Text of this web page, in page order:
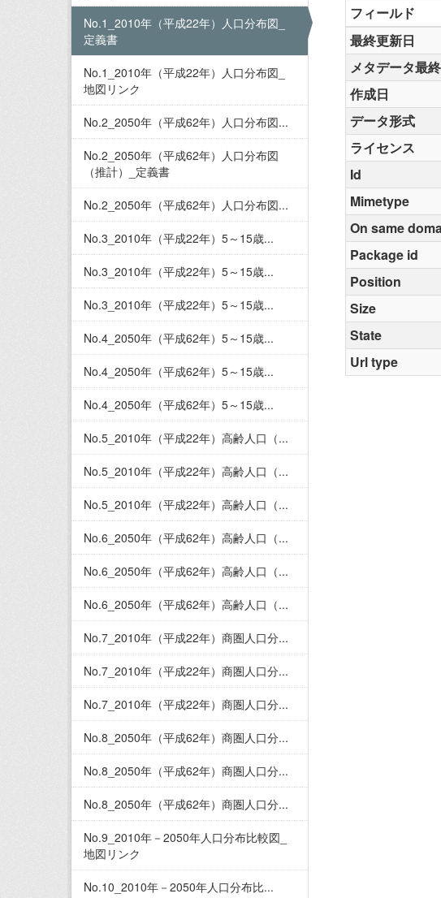
No.1_2010年（平成22年）人口分布図_
定義書
No.1_2010年（平成22年）人口分布図_
地図リンク
No.2_2050年（平成62年）人口分布図...
No.2_2050年（平成62年）人口分布図
（推計）_定義書
No.2_2050年（平成62年）人口分布図...
No.3_2010年（平成22年）5～15歳...
No.3_2010年（平成22年）5～15歳...
No.3_2010年（平成22年）5～15歳...
No.4_2050年（平成62年）5～15歳...
No.4_2050年（平成62年）5～15歳...
No.4_2050年（平成62年）5～15歳...
No.5_2010年（平成22年）高齢人口（...
No.5_2010年（平成22年）高齢人口（...
No.5_2010年（平成22年）高齢人口（...
No.6_2050年（平成62年）高齢人口（...
No.6_2050年（平成62年）高齢人口（...
No.6_2050年（平成62年）高齢人口（...
No.7_2010年（平成22年）商圏人口分...
No.7_2010年（平成22年）商圏人口分...
No.7_2010年（平成22年）商圏人口分...
No.8_2050年（平成62年）商圏人口分...
No.8_2050年（平成62年）商圏人口分...
No.8_2050年（平成62年）商圏人口分...
No.9_2010年－2050年人口分布比較図_
地図リンク
No.10_2010年－2050年人口分布比...
フィールド
最終更新日
メタデータ最
作成日
データ形式
ライセンス
Id
Mimetype
On same
Package id
Position
Size
State
Url type